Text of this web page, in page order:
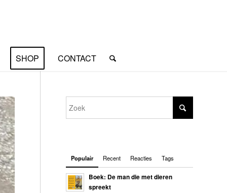
SHOP CONTACT
Populair Recent Reacties Tags
Boek: De man die met dieren
spreekt